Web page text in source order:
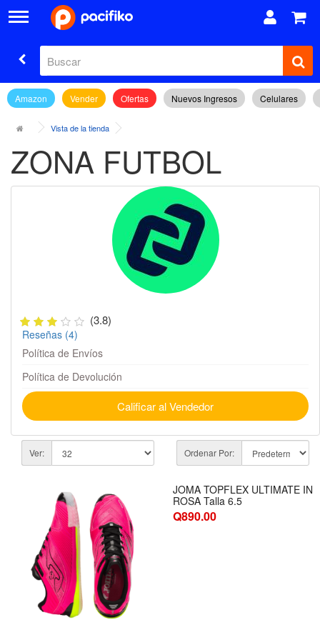
Amazon Vender Ofertas Nuevos Ingresos Celulares
Vista de la tienda
ZONA FUTBOL
(3.8)
Reseñas (4)
Política de Envíos
Política de Devolución
Calificar al Vendedor
Ordenar Por:
Ver:
JOMA TOPFLEX ULTIMATE IN
ROSA Talla 6.5
Q890.00